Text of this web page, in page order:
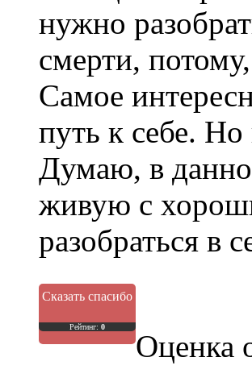
нужно
смерти,
Самое
путь к себе.
Думаю, в
живую с
разобраться в
Сказать спасибо
Рейтинг: 0
Оценка